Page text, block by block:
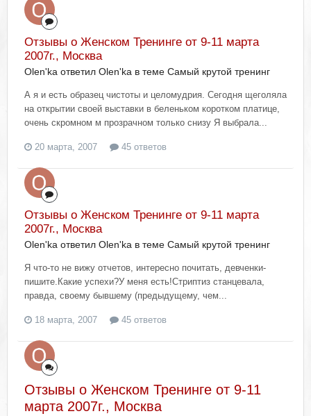
Отзывы о Женском Тренинге от 9-11 марта
2007г., Москва
Olen'ka ответил Olen'ka в теме Самый крутой тренинг
А я и есть образец чистоты и целомудрия. Сегодня щеголяла
на открытии своей выставки в беленьком коротком платице,
очень скромном м прозрачном только снизу Я выбрала...
20 марта, 2007 45 ответов
Отзывы о Женском Тренинге от 9-11 марта
2007г., Москва
Olen'ka ответил Olen'ka в теме Самый крутой тренинг
Я что-то не вижу отчетов, интересно почитать, девченки-
пишите.Какие успехи?У меня есть!Стриптиз станцевала,
правда, своему бывшему (предыдущему, чем...
18 марта, 2007 45 ответов
Отзывы о Женском Тренинге от 9-11
марта 2007г., Москва